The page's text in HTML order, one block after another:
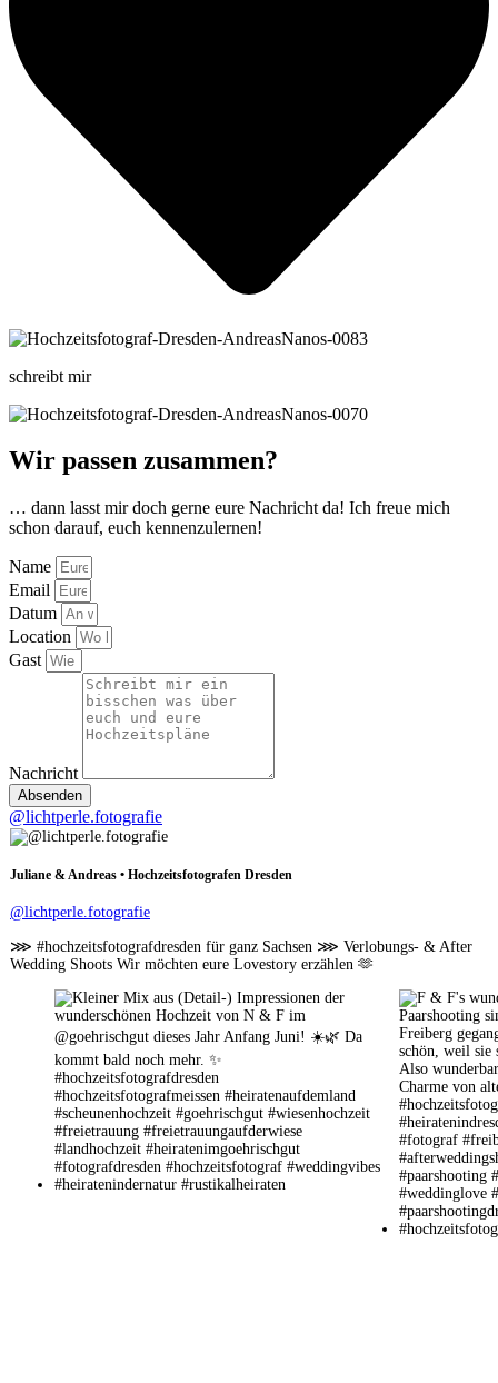
schreibt mir
Wir passen zusammen?
… dann lasst mir doch gerne eure Nachricht da! Ich freue mich
schon darauf, euch kennenzulernen!
Name
Email
Datum
Location
Gast
Nachricht
Absenden
@lichtperle.fotografie
Juliane & Andreas • Hochzeitsfotografen Dresden
@lichtperle.fotografie
⋙ #hochzeitsfotografdresden für ganz Sachsen ⋙ Verlobungs- & After
Wedding Shoots Wir möchten eure Lovestory erzählen 🫶